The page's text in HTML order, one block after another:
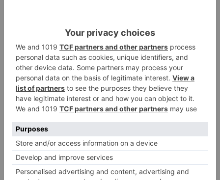
prestado en el Hospital Santos Reyes de Aranda
de Duero y reclamó "la construcción de un
nuevo Hospital en dicha localidad".
josé ignacio pregunta
sanidad
LO + VISTO